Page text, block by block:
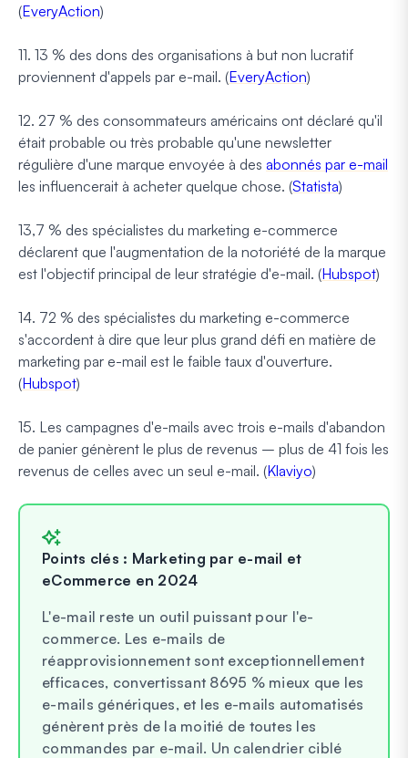
(EveryAction)
11. 13 % des dons des organisations à but non lucratif
proviennent d'appels par e-mail. (EveryAction)
12. 27 % des consommateurs américains ont déclaré qu'il
était probable ou très probable qu'une newsletter
régulière d'une marque envoyée à des abonnés par e-mail
les influencerait à acheter quelque chose. (Statista)
13,7 % des spécialistes du marketing e-commerce
déclarent que l'augmentation de la notoriété de la marque
est l'objectif principal de leur stratégie d'e-mail. (Hubspot)
14. 72 % des spécialistes du marketing e-commerce
s'accordent à dire que leur plus grand défi en matière de
marketing par e-mail est le faible taux d'ouverture.
(Hubspot)
15. Les campagnes d'e-mails avec trois e-mails d'abandon
de panier génèrent le plus de revenus – plus de 41 fois les
revenus de celles avec un seul e-mail. (Klaviyo)
Points clés : Marketing par e-mail et
eCommerce en 2024
L'e-mail reste un outil puissant pour l'e-
commerce. Les e-mails de
réapprovisionnement sont exceptionnellement
efficaces, convertissant 8695 % mieux que les
e-mails génériques, et les e-mails automatisés
génèrent près de la moitié de toutes les
commandes par e-mail. Un calendrier ciblé